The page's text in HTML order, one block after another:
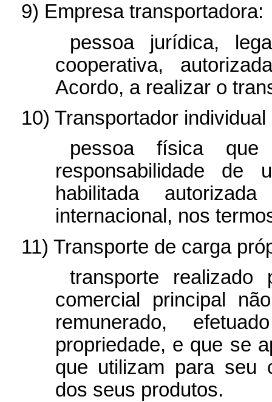
9) Empresa transportadora:
pessoa jurídica,
cooperativa,
Acordo, a realizar o
10) Transportador
pessoa física
responsabilidade de
habilitada
internacional, nos
11) Transporte de carga
transporte realizado
comercial principal
remunerado,
propriedade, e que se
que utilizam para seu
dos seus produtos.